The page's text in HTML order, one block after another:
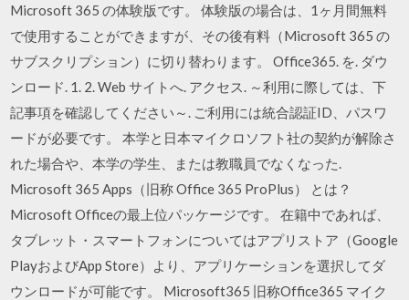
Microsoft 365 の体験版です。 体験版の場合は、1ヶ月間無料
で使用することができますが、その後有料（Microsoft 365 の
サブスクリプション）に切り替わります。 Office365. を. ダウ
ンロード. 1. 2. Web サイトへ. アクセス. ～利用に際しては、下
記事項を確認してください～. ご利用には統合認証ID、パスワ
ードが必要です。 本学と日本マイクロソフト社の契約が解除さ
れた場合や、本学の学生、または教職員でなくなった.
Microsoft 365 Apps（旧称 Office 365 ProPlus） とは？
Microsoft Officeの最上位パッケージです。 在籍中であれば、
タブレット・スマートフォンについてはアプリストア（Google
PlayおよびApp Store）より、アプリケーションを選択してダ
ウンロードが可能です。 Microsoft365 旧称Office365 マイク